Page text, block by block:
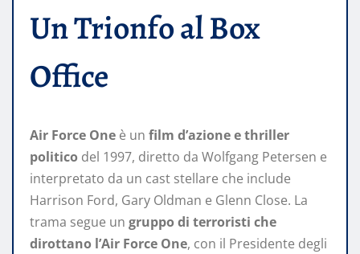
Un Trionfo al Box
Office
Air Force One è un film d’azione e thriller
politico del 1997, diretto da Wolfgang Petersen e
interpretato da un cast stellare che include
Harrison Ford, Gary Oldman e Glenn Close. La
trama segue un gruppo di terroristi che
dirottano l’Air Force One, con il Presidente degli